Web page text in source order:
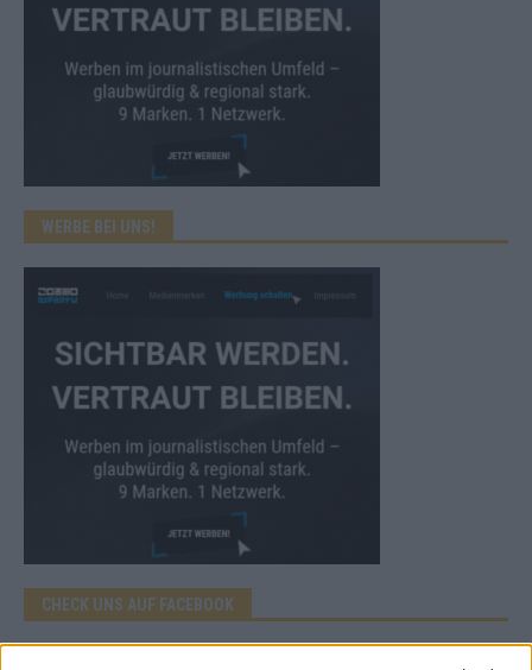
WERBE BEI UNS!
CHECK UNS AUF FACEBOOK